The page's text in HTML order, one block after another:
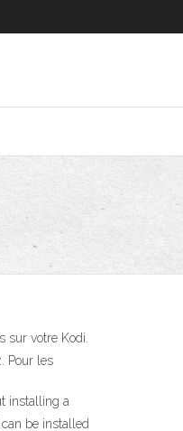
sur votre Kodi.
Pour les
installing a
be installed